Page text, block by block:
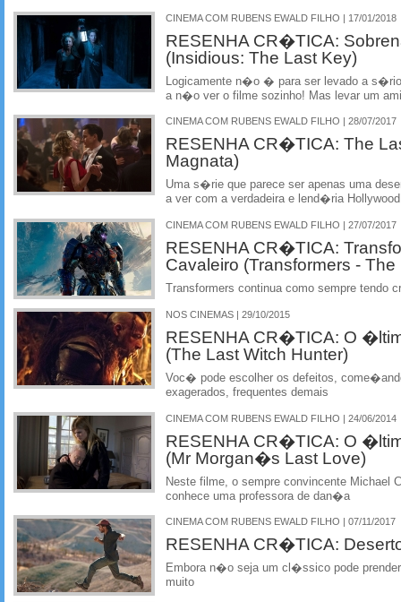
CINEMA COM RUBENS EWALD FILHO | 17/01/2018
RESENHA CR�TICA:
(Insidious: The Last Key)
Logicamente n�o � para ser levado a
a n�o ver o filme sozinho! Mas levar um
CINEMA COM RUBENS EWALD FILHO | 28/07/2017
RESENHA CR�TICA: The
Magnata)
Uma s�rie que parece ser apenas uma
a ver com a verdadeira e lend�ria Hollywood
CINEMA COM RUBENS EWALD FILHO | 27/07/2017
RESENHA CR�TICA:
Cavaleiro (Transformers -
Transformers continua como sempre
NOS CINEMAS | 29/10/2015
RESENHA CR�TICA: O
(The Last Witch Hunter)
Voc� pode escolher os defeitos,
exagerados, frequentes demais
CINEMA COM RUBENS EWALD FILHO | 24/06/2014
RESENHA CR�TICA: O
(Mr Morgan�s Last Love)
Neste filme, o sempre convincente
conhece uma professora de dan�a
CINEMA COM RUBENS EWALD FILHO | 07/11/2017
RESENHA CR�TICA:
Embora n�o seja um cl�ssico pode
muito